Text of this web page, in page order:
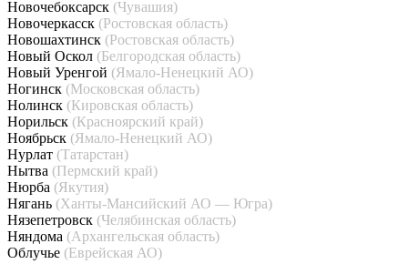
Новочебоксарск (Чувашия)
Новочеркасск (Ростовская область)
Новошахтинск (Ростовская область)
Новый Оскол (Белгородская область)
Новый Уренгой (Ямало-Ненецкий АО)
Ногинск (Московская область)
Нолинск (Кировская область)
Норильск (Красноярский край)
Ноябрьск (Ямало-Ненецкий АО)
Нурлат (Татарстан)
Нытва (Пермский край)
Нюрба (Якутия)
Нягань (Ханты-Мансийский АО — Югра)
Нязепетровск (Челябинская область)
Няндома (Архангельская область)
Облучье (Еврейская АО)